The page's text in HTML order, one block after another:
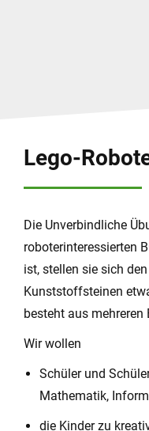
Lego-
Die Unverbindliche
roboterinteressierten
ist, stellen sie sich
Kunststoffsteinen
besteht aus mehreren
Wir wollen
Schüler und
Mathematik,
die Kinder zu